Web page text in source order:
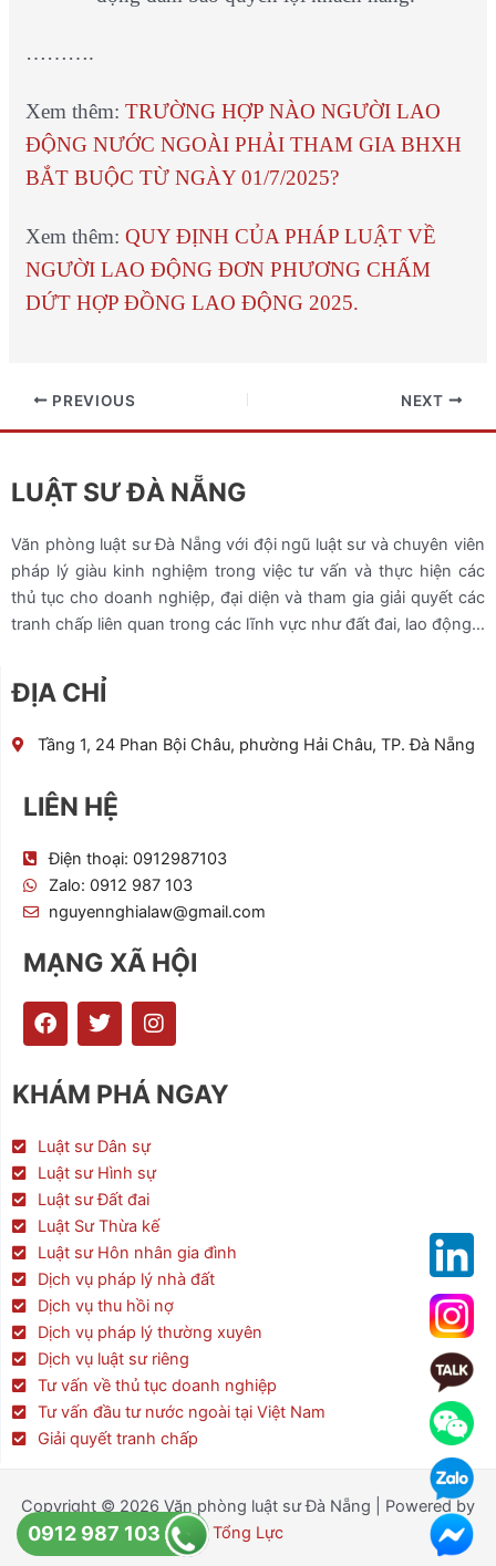
……….
Xem thêm: TRƯỜNG HỢP NÀO NGƯỜI LAO
ĐỘNG NƯỚC NGOÀI PHẢI THAM GIA BHXH
BẮT BUỘC TỪ NGÀY 01/7/2025?
Xem thêm: QUY ĐỊNH CỦA PHÁP LUẬT VỀ
NGƯỜI LAO ĐỘNG ĐƠN PHƯƠNG CHẤM
DỨT HỢP ĐỒNG LAO ĐỘNG 2025.
PREVIOUS NEXT
LUẬT SƯ ĐÀ NẴNG
Văn phòng luật sư Đà Nẵng với đội ngũ luật sư và chuyên viên
pháp lý giàu kinh nghiệm trong việc tư vấn và thực hiện các
thủ tục cho doanh nghiệp, đại diện và tham gia giải quyết các
tranh chấp liên quan trong các lĩnh vực như đất đai, lao động…
ĐỊA CHỈ
Tầng 1, 24 Phan Bội Châu, phường Hải Châu, TP. Đà Nẵng
LIÊN HỆ
Điện thoại: 0912987103
Zalo: 0912 987 103
nguyennghialaw@gmail.com
MẠNG XÃ HỘI
F
a
e
b
o
k
T
w
t
t
r
I
n
t
a
a
KHÁM PHÁ NGAY
Luật sư Dân sự
Luật sư Hình sự
Luật sư Đất đai
Luật Sư Thừa kế
Luật sư Hôn nhân gia đình
Dịch vụ pháp lý nhà đất
Dịch vụ thu hồi nợ
Dịch vụ pháp lý thường xuyên
Dịch vụ luật sư riêng
Tư vấn về thủ tục doanh nghiệp
Tư vấn đầu tư nước ngoài tại Việt Nam
Giải quyết tranh chấp
Copyright © 2026 Văn phòng luật sư Đà Nẵng | Powered by
Tổng Lực
0912 987 103